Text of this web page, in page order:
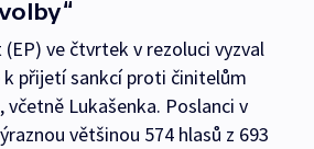
ve čtvrtek v rezoluci vyzval
přijetí sankcí proti činitelům
Lukašenka. Poslanci v
většinou 574 hlasů z 693